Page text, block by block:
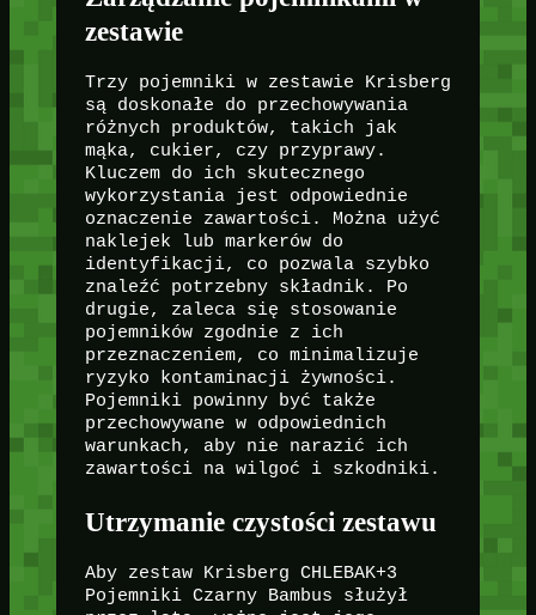
zestawie
Trzy pojemniki w zestawie Krisberg
są doskonałe do przechowywania
różnych produktów, takich jak
mąka, cukier, czy przyprawy.
Kluczem do ich skutecznego
wykorzystania jest odpowiednie
oznaczenie zawartości. Można użyć
naklejek lub markerów do
identyfikacji, co pozwala szybko
znaleźć potrzebny składnik. Po
drugie, zaleca się stosowanie
pojemników zgodnie z ich
przeznaczeniem, co minimalizuje
ryzyko kontaminacji żywności.
Pojemniki powinny być także
przechowywane w odpowiednich
warunkach, aby nie narazić ich
zawartości na wilgoć i szkodniki.
Utrzymanie czystości zestawu
Aby zestaw Krisberg CHLEBAK+3
Pojemniki Czarny Bambus służył